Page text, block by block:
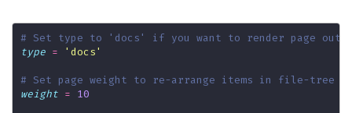
# Set type to 'docs' if you want to render page
type
= 'docs'
# Set page weight to re-arrange items in file-tree
weight
= 10